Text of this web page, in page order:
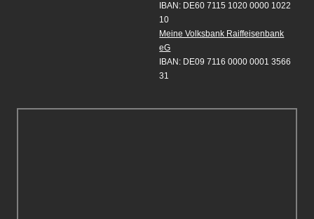
IBAN: DE60 7115 1020 0000 1022
10
Meine Volksbank Raiffeisenbank
eG
IBAN: DE09 7116 0000 0001 3566
31